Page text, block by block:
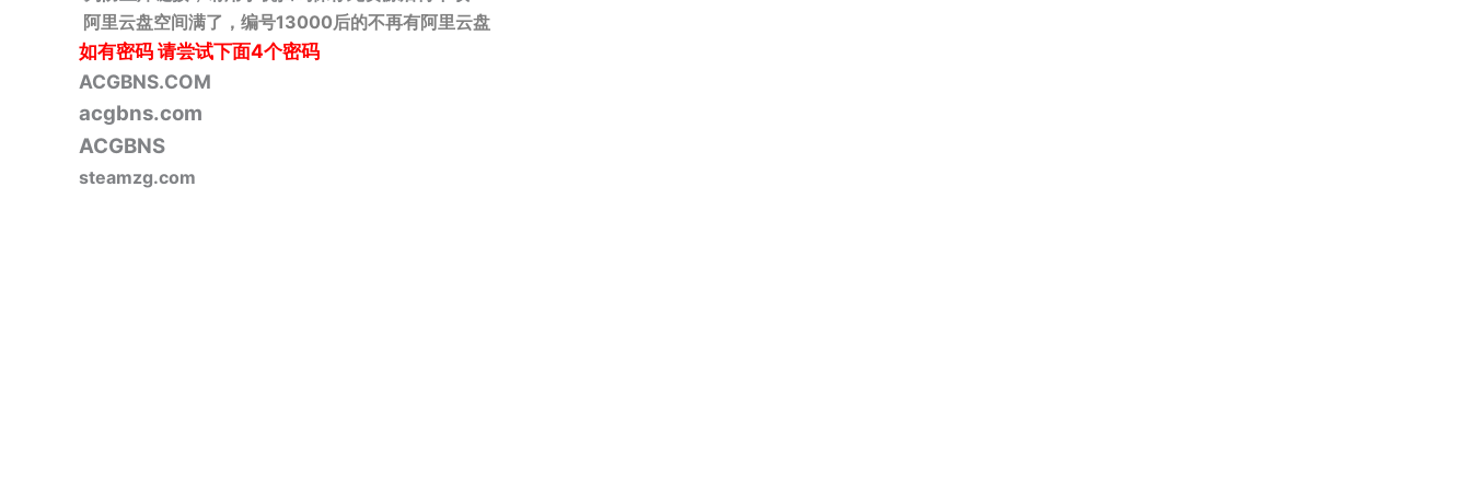
阿里云盘空间满了，编号13000后的不再有阿里云盘
如有密码请尝试下面4个密码
ACGBNS.COM
acgbns.com
ACGBNS
steamzg.com